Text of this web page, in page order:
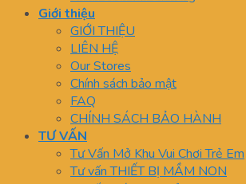
Giới thiệu
GIỚI THIỆU
LIÊN HỆ
Our Stores
Chính sách bảo mật
FAQ
CHÍNH SÁCH BẢO HÀNH
TƯ VẤN
Tư Vấn Mở Khu Vui Chơi Trẻ Em
Tư vấn THIẾT BỊ MẦM NON